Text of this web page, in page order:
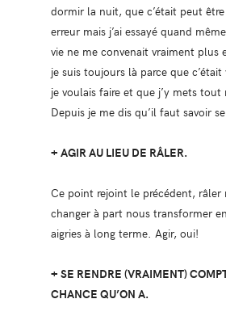
dormir la nuit, que c’était peut être
erreur mais j’ai essayé quand
vie ne me convenait vraiment plus
je suis toujours là parce que
je voulais faire et que j’y mets tout
Depuis je me dis qu’il faut savoir
+ AGIR AU LIEU DE RÂLER.
Ce point rejoint le précédent, râler
changer à part nous transformer
aigries à long terme. Agir, oui!
+ SE RENDRE (VRAIMENT)
CHANCE QU’ON A.